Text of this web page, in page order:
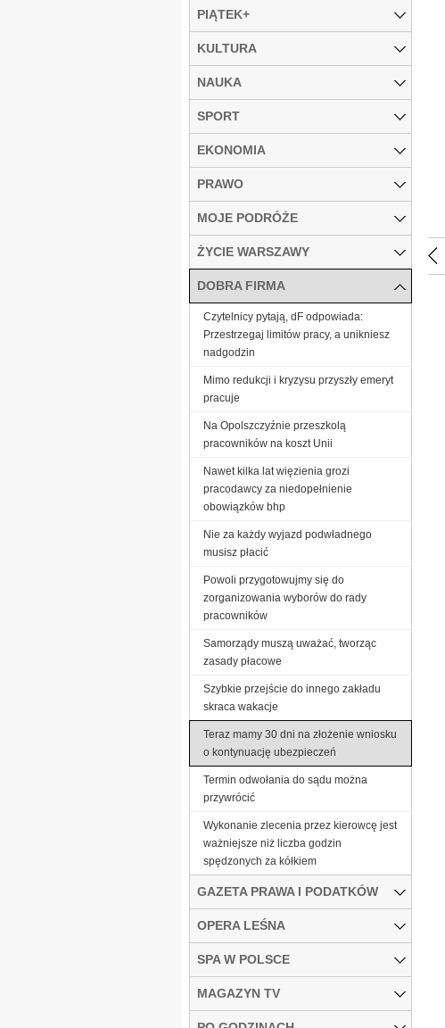
PIĄTEK+
KULTURA
NAUKA
SPORT
EKONOMIA
PRAWO
MOJE PODRÓŻE
ŻYCIE WARSZAWY
DOBRA FIRMA
Czytelnicy pytają, dF odpowiada:
Przestrzegaj limitów pracy, a unikniesz
nadgodzin
Mimo redukcji i kryzysu przyszły emeryt
pracuje
Na Opolszczyźnie przeszkolą
pracowników na koszt Unii
Nawet kilka lat więzienia grozi
pracodawcy za niedopełnienie
obowiązków bhp
Nie za każdy wyjazd podwładnego
musisz płacić
Powoli przygotowujmy się do
zorganizowania wyborów do rady
pracowników
Samorządy muszą uważać, tworząc
zasady płacowe
Szybkie przejście do innego zakładu
skraca wakacje
Teraz mamy 30 dni na złożenie wniosku
o kontynuację ubezpieczeń
Termin odwołania do sądu można
przywrócić
Wykonanie zlecenia przez kierowcę jest
ważniejsze niż liczba godzin
spędzonych za kółkiem
GAZETA PRAWA I PODATKÓW
OPERA LEŚNA
SPA W POLSCE
MAGAZYN TV